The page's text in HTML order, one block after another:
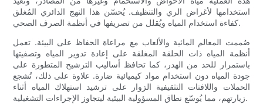
استخدامها لأغراض الري والتنظيف. يُحسّن هذا النهج الدائري المُغلق
كفاءة استخدام المياه ويُقلل من تصريفها في أنظمة الصرف الصحي.
صُممت المعالم المائية والألعاب مع مراعاة الحفاظ على البيئة. تعمل
أنظمة المياه ذات الحلقة المغلقة على إعادة تدوير المياه وتصفيتها
باستمرار للحد من الهدر، كما تحافظ أساليب الترشيح المتطورة على
جودة المياه دون استخدام مواد كيميائية ضارة. علاوة على ذلك، تُشجع
الحملات واللافتات التثقيفية الزوار على ترشيد استهلاك المياه أثناء
زيارتهم، مما يُوسّع نطاق المسؤولية البيئية ليتجاوز الإجراءات التشغيلية.